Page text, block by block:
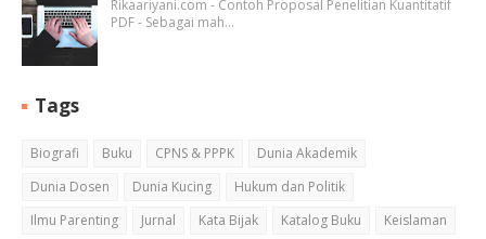
Rikaariyani.com - Contoh Proposal Penelitian Kuantitatif
PDF - Sebagai mah…
Tags
Biografi Buku CPNS & PPPK
Dunia Akademik
Dunia Dosen
Dunia Kucing
Hukum dan Politik
Ilmu Parenting
Jurnal Kata Bijak Katalog Buku Keislaman